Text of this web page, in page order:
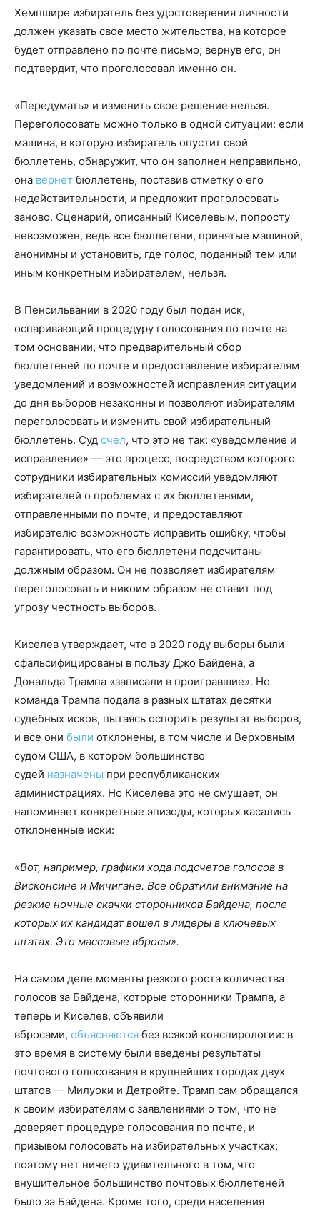
Хемпшире избиратель без удостоверения личности
должен указать свое место жительства, на которое
будет отправлено по почте письмо; вернув его, он
подтвердит, что проголосовал именно он.
«Передумать» и изменить свое решение нельзя.
Переголосовать можно только в одной ситуации: если
машина, в которую избиратель опустит свой
бюллетень, обнаружит, что он заполнен неправильно,
она вернет бюллетень, поставив отметку о его
недействительности, и предложит проголосовать
заново. Сценарий, описанный Киселевым, попросту
невозможен, ведь все бюллетени, принятые машиной,
анонимны и установить, где голос, поданный тем или
иным конкретным избирателем, нельзя.
В Пенсильвании в 2020 году был подан иск,
оспаривающий процедуру голосования по почте на
том основании, что предварительный сбор
бюллетеней по почте и предоставление избирателям
уведомлений и возможностей исправления ситуации
до дня выборов незаконны и позволяют избирателям
переголосовать и изменить свой избирательный
бюллетень. Суд счел, что это не так: «уведомление и
исправление» — это процесс, посредством которого
сотрудники избирательных комиссий уведомляют
избирателей о проблемах с их бюллетенями,
отправленными по почте, и предоставляют
избирателю возможность исправить ошибку, чтобы
гарантировать, что его бюллетени подсчитаны
должным образом. Он не позволяет избирателям
переголосовать и никоим образом не ставит под
угрозу честность выборов.
Киселев утверждает, что в 2020 году выборы были
сфальсифицированы в пользу Джо Байдена, а
Дональда Трампа «записали в проигравшие». Но
команда Трампа подала в разных штатах десятки
судебных исков, пытаясь оспорить результат выборов,
и все они были отклонены, в том числе и Верховным
судом США, в котором большинство
судей назначены при республиканских
администрациях. Но Киселева это не смущает, он
напоминает конкретные эпизоды, которых касались
отклоненные иски:
«Вот, например, графики хода подсчетов голосов в
Висконсине и Мичигане. Все обратили внимание на
резкие ночные скачки сторонников Байдена, после
которых их кандидат вошел в лидеры в ключевых
штатах. Это массовые вбросы».
На самом деле моменты резкого роста количества
голосов за Байдена, которые сторонники Трампа, а
теперь и Киселев, объявили
вбросами, объясняются без всякой конспирологии: в
это время в систему были введены результаты
почтового голосования в крупнейших городах двух
штатов — Милуоки и Детройте. Трамп сам обращался
к своим избирателям с заявлениями о том, что не
доверяет процедуре голосования по почте, и
призывом голосовать на избирательных участках;
поэтому нет ничего удивительного в том, что
внушительное большинство почтовых бюллетеней
было за Байдена. Кроме того, среди населения